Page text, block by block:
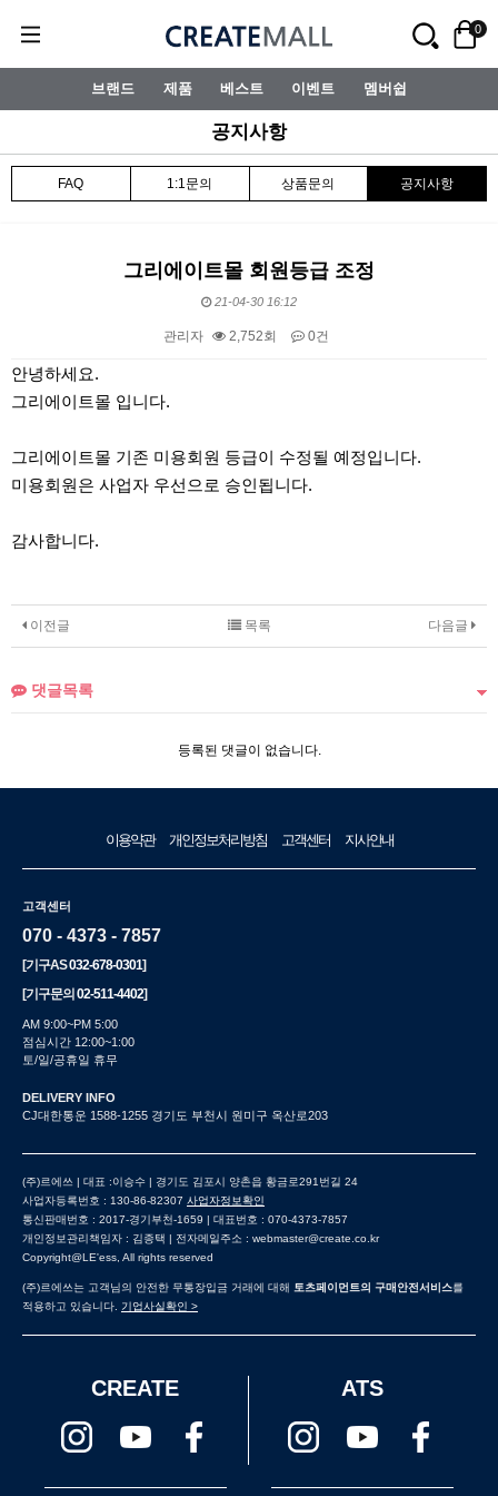
0
브랜드 제품 베스트 이벤트 멤버쉽
공지사항
FAQ 1:1문의 상품문의 공지사항
그리에이트몰 회원등급 조정
21-04-30 16:12
관리자 2,752회 0건
본문
안녕하세요.
그리에이트몰 입니다.
그리에이트몰 기존 미용회원 등급이 수정될 예정입니다.
미용회원은 사업자 우선으로 승인됩니다.
감사합니다.
이전글 다음글
목록
댓글목록
등록된 댓글이 없습니다.
이용약관 개인정보처리방침 고객센터 지사안내
고객센터
070 - 4373 - 7857
[기구AS032-678-0301]
[기구문의02-511-4402]
AM 9:00~PM 5:00
점심시간 12:00~1:00
토/일/공휴일 휴무
DELIVERY INFO
CJ대한통운 1588-1255 경기도 부천시 원미구 옥산로203
(주)르에쓰 | 대표 :이승수 | 경기도 김포시 양촌읍 황금로291번길 24
사업자등록번호 : 130-86-82307 사업자정보확인
통신판매번호 : 2017-경기부천-1659 | 대표번호 : 070-4373-7857
개인정보관리책임자 : 김종택 | 전자메일주소 : webmaster@create.co.kr
Copyright@LE'ess, All rights reserved
(주)르에쓰는 고객님의 안전한 무통장입금 거래에 대해 토츠페이먼트의 구매안전서비스를
적용하고 있습니다. 기업사실확인 >
CREATE ATS